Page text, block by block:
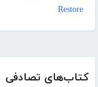
کتاب‌های تصادفی
Restore